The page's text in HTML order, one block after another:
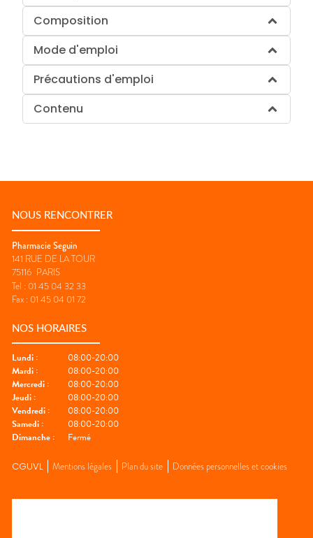
Composition
Mode d'emploi
Précautions d'emploi
Contenu
NOUS RENCONTRER
Pharmacie Seguin
141 RUE DE LA TOUR
75116 PARIS
Tel : 01 45 04 32 33
Fax : 01 45 04 01 72
NOS HORAIRES
Lundi :
08:00-20:00
Mardi :
08:00-20:00
Mercredi :
08:00-20:00
Jeudi :
08:00-20:00
Vendredi :
08:00-20:00
Samedi :
08:00-20:00
Dimanche : Fermé
CGUVL Mentions légales Plan du site Données personnelles et cookies